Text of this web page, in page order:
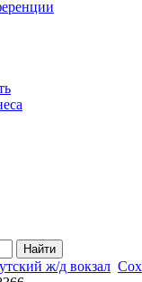
Найти
ж/д вокзал